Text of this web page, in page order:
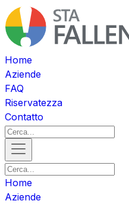
Home
Aziende
FAQ
Riservatezza
Contatto
Home
Aziende